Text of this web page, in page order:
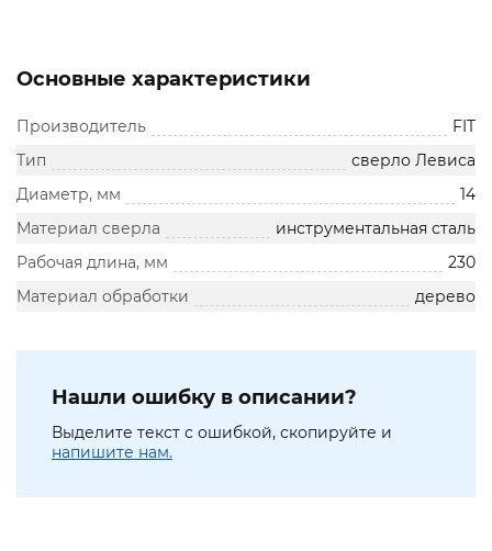
Основные характеристики
Производитель
FIT
Тип
сверло Левиса
Диаметр, мм
14
Материал сверла
инструментальная сталь
Рабочая длина, мм
230
Материал обработки
дерево
Нашли ошибку в описании?
Выделите текст с ошибкой, скопируйте и
напишите нам.